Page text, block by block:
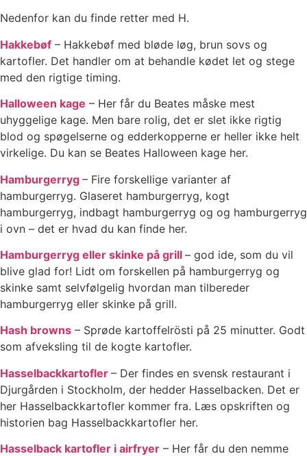
Nedenfor kan du finde retter med H.
Hakkebøf – Hakkebøf med bløde løg, brun sovs og
kartofler. Det handler om at behandle kødet let og stege
med den rigtige timing.
Halloween kage – Her får du Beates måske mest
uhyggelige kage. Men bare rolig, det er slet ikke rigtig
blod og spøgelserne og edderkopperne er heller ikke helt
virkelige. Du kan se Beates Halloween kage her.
Hamburgerryg – Fire forskellige varianter af
hamburgerryg. Glaseret hamburgerryg, kogt
hamburgerryg, indbagt hamburgerryg og og hamburgerryg
i ovn – det er hvad du kan finde her.
Hamburgerryg eller skinke på grill – god ide, som du vil
blive glad for! Lidt om forskellen på hamburgerryg og
skinke samt selvfølgelig hvordan man tilbereder
hamburgerryg eller skinke på grill.
Hash browns – Sprøde kartoffelrösti på 25 minutter. Godt
som afveksling til de kogte kartofler.
Hasselbackkartofler – Der findes en svensk restaurant i
Djurgården i Stockholm, der hedder Hasselbacken. Det er
her Hasselbackkartofler kommer fra. Læs opskriften og
historien bag Hasselbackkartofler her.
Hasselback kartofler i airfryer – Her får du den nemme